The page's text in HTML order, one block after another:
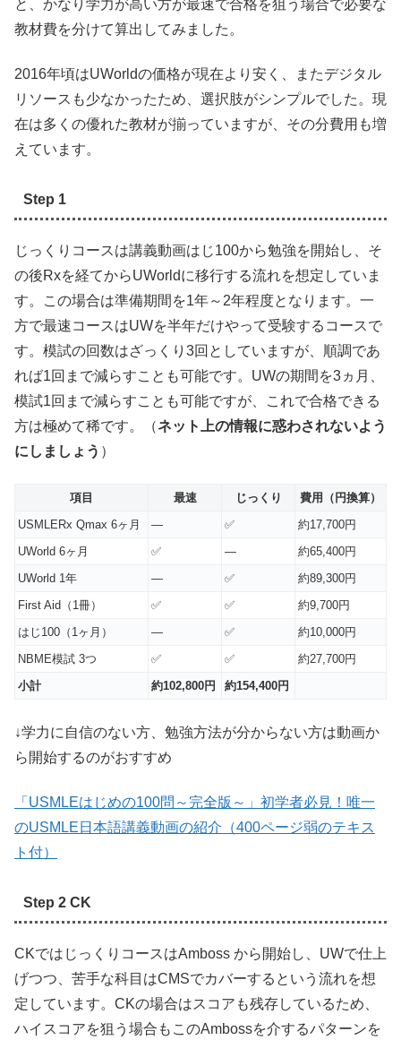
と、かなり学力が高い方が最速で合格を狙う場合で必要な
教材費を分けて算出してみました。
2016年頃はUWorldの価格が現在より安く、またデジタル
リソースも少なかったため、選択肢がシンプルでした。現
在は多くの優れた教材が揃っていますが、その分費用も増
えています。
Step 1
じっくりコースは講義動画はじ100から勉強を開始し、そ
の後Rxを経てからUWorldに移行する流れを想定していま
す。この場合は準備期間を1年～2年程度となります。一
方で最速コースはUWを半年だけやって受験するコースで
す。模試の回数はざっくり3回としていますが、順調であ
れば1回まで減らすことも可能です。UWの期間を3ヵ月、
模試1回まで減らすことも可能ですが、これで合格できる
方は極めて稀です。（ネット上の情報に惑わされないよう
にしましょう ）
項目 最速 じっくり
費用（円換算）
USMLERx Qmax 6ヶ月
— ✅
約17,700円
UWorld 6ヶ月
✅ —
約65,400円
UWorld 1年
— ✅
約89,300円
First Aid（1冊）
✅ ✅
約9,700円
はじ100（1ヶ月）
— ✅
約10,000円
NBME模試 3つ
✅ ✅
約27,700円
小計
約102,800円 約154,400円
↓学力に自信のない方、勉強方法が分からない方は動画か
ら開始するのがおすすめ
「USMLEはじめの100問～完全版～」初学者必見！唯一
のUSMLE日本語講義動画の紹介（400ページ弱のテキス
ト付）
Step 2 CK
CKではじっくりコースはAmboss から開始し、UWで仕上
げつつ、苦手な科目はCMSでカバーするという流れを想
定しています。CKの場合はスコアも残存しているため、
ハイスコアを狙う場合もこのAmbossを介するパターンを